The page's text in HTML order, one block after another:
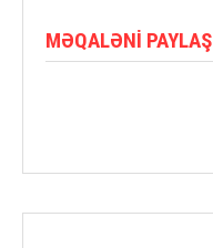
MƏQALƏNI PAYLAŞ